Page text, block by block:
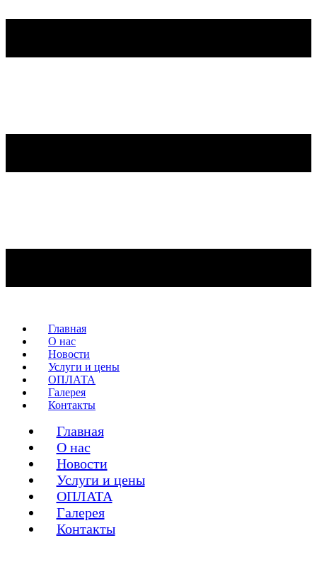
Главная
О нас
Новости
Услуги и цены
ОПЛАТА
Галерея
Контакты
Главная
О нас
Новости
Услуги и цены
ОПЛАТА
Галерея
Контакты